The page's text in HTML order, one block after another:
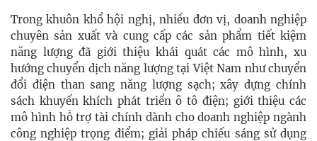
Trong khuôn khổ hội nghị, nhiều đơn vị, doanh nghiệp
chuyên sản xuất và cung cấp các sản phẩm tiết kiệm
năng lượng đã giới thiệu khái quát các mô hình, xu
hướng chuyển dịch năng lượng tại Việt Nam như chuyển
đổi điện than sang năng lượng sạch; xây dựng chính
sách khuyến khích phát triển ô tô điện; giới thiệu các
mô hình hỗ trợ tài chính dành cho doanh nghiệp ngành
công nghiệp trọng điểm; giải pháp chiếu sáng sử dụng